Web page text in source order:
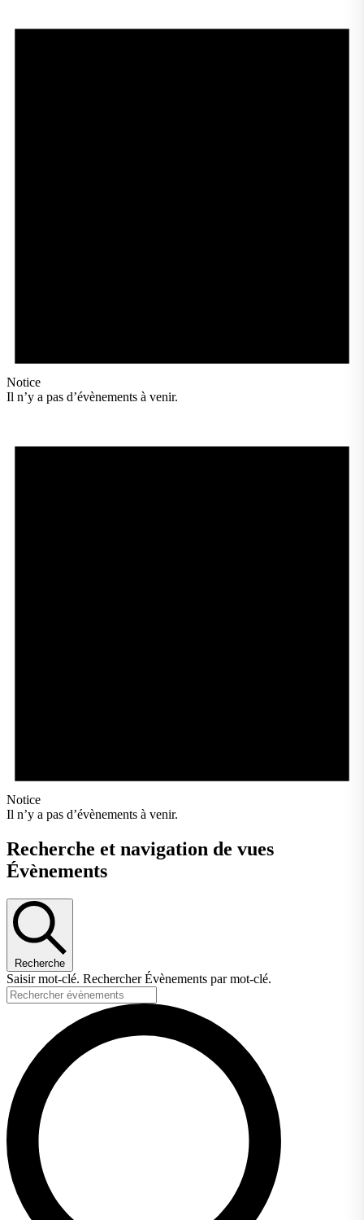
Notice
Il n’y a pas d’évènements à venir.
Notice
Il n’y a pas d’évènements à venir.
Recherche et navigation de vues
Évènements
Recherche
Saisir mot-clé. Rechercher Évènements par mot-clé.